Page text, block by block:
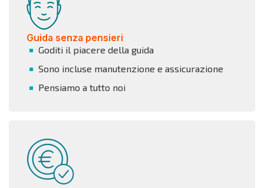
Guida senza pensieri
Goditi il piacere della guida
Sono incluse manutenzione e assicurazione
Pensiamo a tutto noi